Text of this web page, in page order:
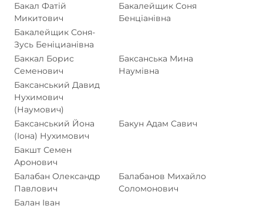
Бакал Фатій
Микитович
Бакалейщик Соня
Бенціанівна
Бакалейщик Соня-
Зусь Беніцианівна
Баккал Борис
Семенович
Баксанська Мина
Наумівна
Баксанський Давид
Нухимович
(Наумович)
Баксанський Йона
(Іона) Нухимович
Бакун Адам Савич
Бакшт Семен
Аронович
Балабан Олександр
Павлович
Балабанов Михайло
Соломонович
Балан Іван